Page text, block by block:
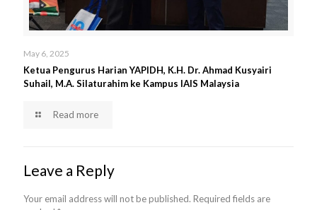
May 6, 2025
Ketua Pengurus Harian YAPIDH, K.H. Dr. Ahmad Kusyairi
Suhail, M.A. Silaturahim ke Kampus IAIS Malaysia
Read more
Leave a Reply
Your email address will not be published. Required fields are